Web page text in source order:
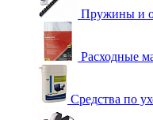
Пружины и
Расходные
Средства по